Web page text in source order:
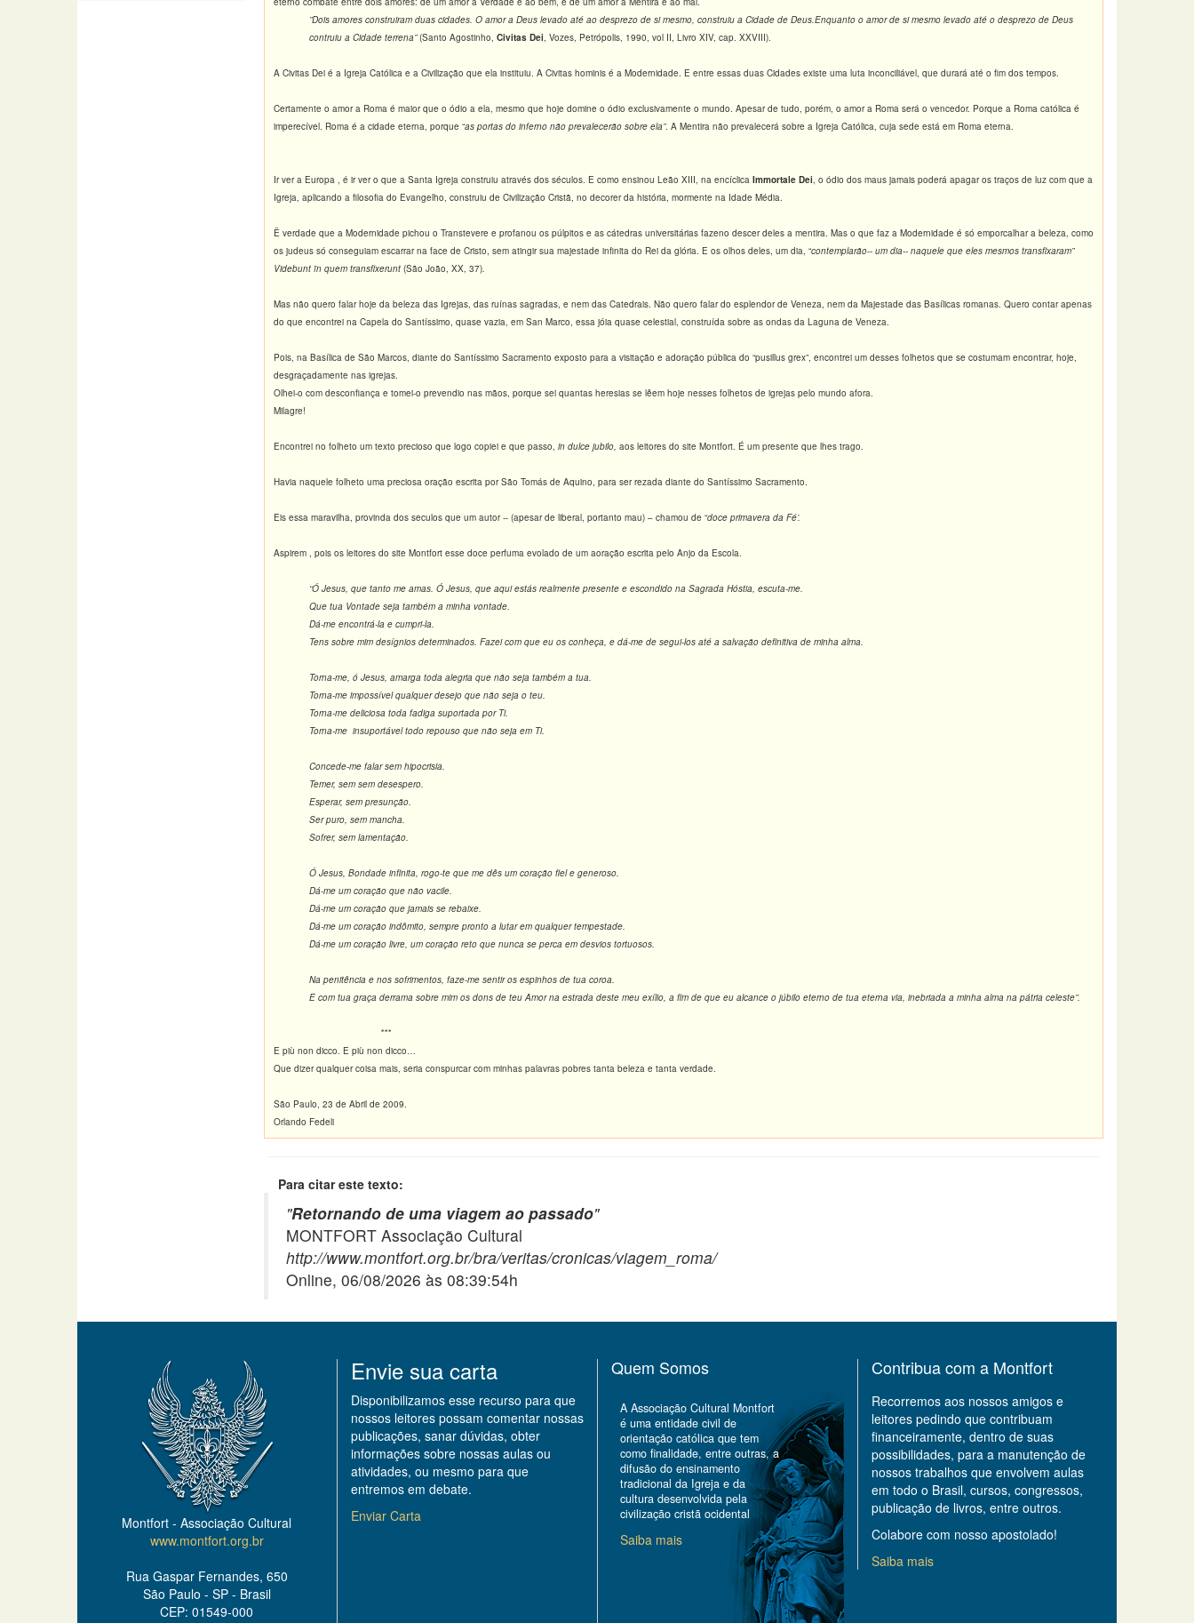
”Dois amores construiram duas cidades. O amor a Deus levado até ao desprezo de si mesmo, construiu a Cidade de Deus.Enquanto o amor de si mesmo levado até o desprezo de Deus
contruiu a Cidade terrena”(Santo Agostinho, Civitas Dei, Vozes, Petrópolis, 1990, vol II, Livro XIV, cap. XXVIII).
A Civitas Dei é a Igreja Católica e a Civilização que ela instituiu. A Civitas hominis é a Modernidade. E entre essas duas Cidades existe uma luta inconciliável, que durará até o fim dos tempos.
Certamente o amor a Roma é maior que o ódio a ela, mesmo que hoje domine o ódio exclusivamente o mundo. Apesar de tudo, porém, o amor a Roma será o vencedor. Porque a Roma católica é
imperecível. Roma é a cidade eterna, porque “as portas do inferno não prevalecerão sobre ela”. A Mentira não prevalecerá sobre a Igreja Católica, cuja sede está em Roma eterna.
Ir ver a Europa , é ir ver o que a Santa Igreja construiu através dos séculos. E como ensinou Leão XIII, na encíclica Immortale Dei, o ódio dos maus jamais poderá apagar os traços de luz com que a
Igreja, aplicando a filosofia do Evangelho, construiu de Civilização Cristã, no decorer da história, mormente na Idade Média.
Ë verdade que a Modernidade pichou o Transtevere e profanou os púlpitos e as cátedras universitárias fazeno descer deles a mentira. Mas o que faz a Modernidade é só emporcalhar a beleza, como
os judeus só conseguiam escarrar na face de Cristo, sem atingir sua majestade infinita do Rei da glória. E os olhos deles, um dia, “contemplarão-- um dia-- naquele que eles mesmos transfixaram”
Videbunt ïn quem transfixerunt (São João, XX, 37).
Mas não quero falar hoje da beleza das Igrejas, das ruínas sagradas, e nem das Catedrais. Não quero falar do esplendor de Veneza, nem da Majestade das Basílicas romanas. Quero contar apenas
do que encontrei na Capela do Santíssimo, quase vazia, em San Marco, essa jóia quase celestial, construída sobre as ondas da Laguna de Veneza.
Pois, na Basílica de São Marcos, diante do Santíssimo Sacramento exposto para a visitação e adoração pública do “pusillus grex”, encontrei um desses folhetos que se costumam encontrar, hoje,
desgraçadamente nas igrejas.
Olhei-o com desconfiança e tomei-o prevendio nas mãos, porque sei quantas heresias se lêem hoje nesses folhetos de igrejas pelo mundo afora.
Milagre!
Encontrei no folheto um texto precioso que logo copiei e que passo, in dulce jubilo, aos leitores do site Montfort. É um presente que lhes trago.
Havia naquele folheto uma preciosa oração escrita por São Tomás de Aquino, para ser rezada diante do Santíssimo Sacramento.
Eis essa maravilha, provinda dos seculos que um autor -- (apesar de liberal, portanto mau) – chamou de “doce primavera da Fé’.
Aspirem , pois os leitores do site Montfort esse doce perfuma evolado de um aoração escrita pelo Anjo da Escola.
“Ó Jesus, que tanto me amas. Ó Jesus, que aqui estás realmente presente e escondido na Sagrada Hóstia, escuta-me.
Que tua Vontade seja também a minha vontade.
Dá-me encontrá-la e cumpri-la.
Tens sobre mim desígnios determinados. Fazei com que eu os conheça, e dá-me de segui-los até a salvação definitiva de minha alma.
Torna-me, ó Jesus, amarga toda alegria que não seja também a tua.
Torna-me impossível qualquer desejo que não seja o teu.
Torna-me deliciosa toda fadiga suportada por Ti.
Torna-me insuportável todo repouso que não seja em Ti.
Concede-me falar sem hipocrisia.
Temer, sem sem desespero.
Esperar, sem presunção.
Ser puro, sem mancha.
Sofrer, sem lamentação.
Ó Jesus, Bondade infinita, rogo-te que me dês um coração fiel e generoso.
Dá-me um coração que não vacile.
Dá-me um coração que jamais se rebaixe.
Dá-me um coração indômito, sempre pronto a lutar em qualquer tempestade.
Dá-me um coração livre, um coração reto que nunca se perca em desvios tortuosos.
Na penitência e nos sofrimentos, faze-me sentir os espinhos de tua coroa.
E com tua graça derrama sobre mim os dons de teu Amor na estrada deste meu exílio, a fim de que eu alcance o júbilo eterno de tua eterna via, inebriada a minha alma na pátria celeste”.
***
E più non dicco. E più non dicco…
Que dizer qualquer coisa mais, seria conspurcar com minhas palavras pobres tanta beleza e tanta verdade.
São Paulo, 23 de Abril de 2009.
Orlando Fedeli
Para citar este texto:
"Retornando de uma viagem ao passado"
MONTFORT Associação Cultural
http://www.montfort.org.br/bra/veritas/cronicas/viagem_roma/
Online, 06/08/2026 às 08:39:54h
Montfort - Associação Cultural
www.montfort.org.br
Rua Gaspar Fernandes, 650
São Paulo - SP - Brasil
CEP: 01549-000
Envie sua carta
Disponibilizamos esse recurso para que
nossos leitores possam comentar nossas
publicações, sanar dúvidas, obter
informações sobre nossas aulas ou
atividades, ou mesmo para que
entremos em debate.
Enviar Carta
Quem Somos
A Associação Cultural Montfort
é uma entidade civil de
orientação católica que tem
como finalidade, entre outras, a
difusão do ensinamento
tradicional da Igreja e da
cultura desenvolvida pela
civilização cristã ocidental
Saiba mais
Contribua com a Montfort
Recorremos aos nossos amigos e
leitores pedindo que contribuam
financeiramente, dentro de suas
possibilidades, para a manutenção de
nossos trabalhos que envolvem aulas
em todo o Brasil, cursos, congressos,
publicação de livros, entre outros.
Colabore com nosso apostolado!
Saiba mais